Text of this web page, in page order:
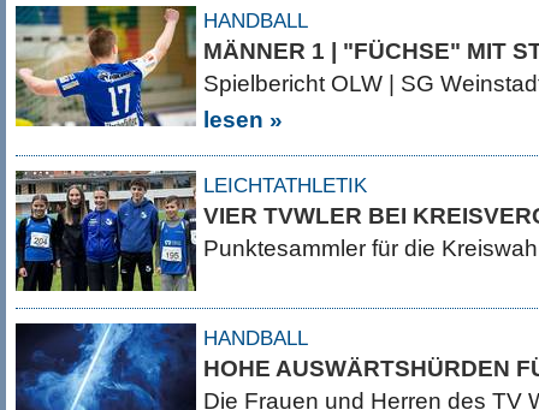
HANDBALL
MÄNNER 1 | "FÜCHSE" MIT
Spielbericht OLW | SG
lesen »
LEICHTATHLETIK
VIER TVWLER BEI
Punktesammler für die
HANDBALL
HOHE AUSWÄRTSHÜRDEN
Die Frauen und Herren des TV